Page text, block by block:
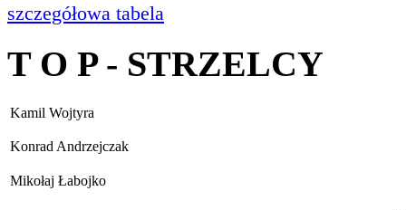
szczegółowa tabela
T O P - STRZELCY
Kamil Wojtyra
Konrad Andrzejczak
Mikołaj Łabojko